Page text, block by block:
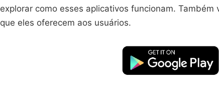
explorar como esses aplicativos funcionam.
que eles oferecem aos usuários.